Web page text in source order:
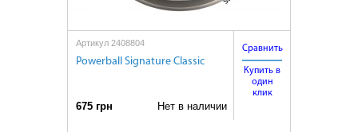
Артикул 2408804
Powerball Signature Classic
675 грн Нет в наличии
Сравнить
Купить в
один
клик